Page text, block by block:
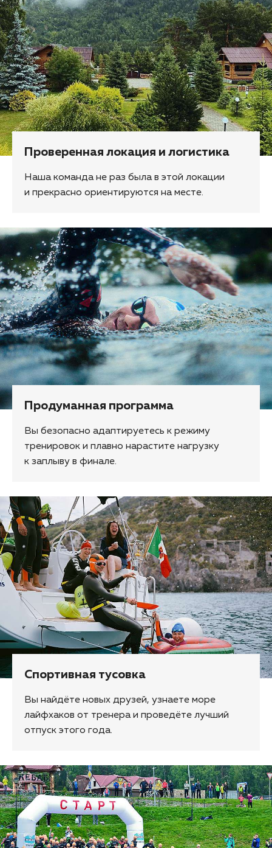
Проверенная локация и логистика
Наша команда не раз была в этой локации
и прекрасно ориентируются на месте.
Продуманная программа
Вы безопасно адаптируетесь к режиму
тренировок и плавно нарастите нагрузку
к заплыву в финале.
Спортивная тусовка
Вы найдёте новых друзей, узнаете море
лайфхаков от тренера и проведёте лучший
отпуск этого года.